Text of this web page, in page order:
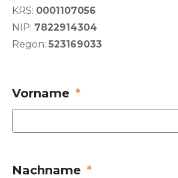
KRS: 0001107056
NIP: 7822914304
Regon: 523169033
Vorname
Nachname